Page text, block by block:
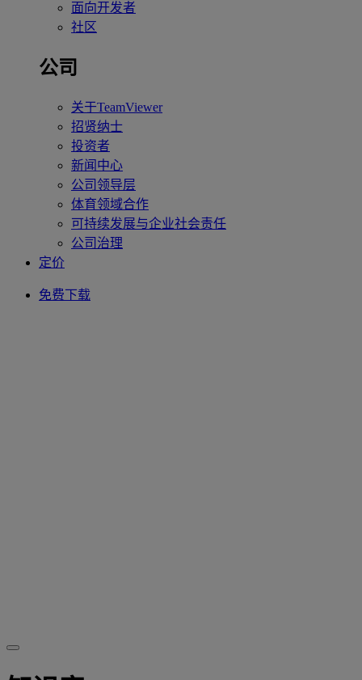
面向开发者
社区
公司
关于TeamViewer
招贤纳士
投资者
新闻中心
公司领导层
体育领域合作
可持续发展与企业社会责任
公司治理
定价
免费下载